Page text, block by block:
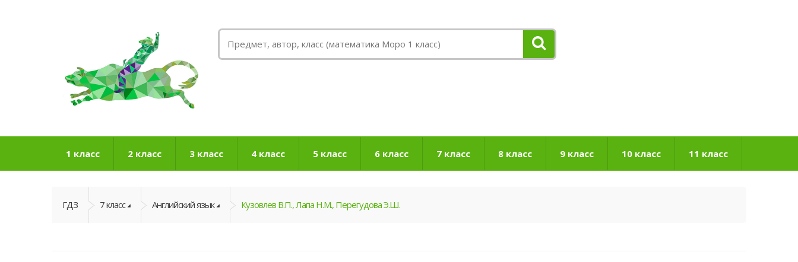
1 класс 2 класс 3 класс 4 класс 5 класс 6 класс 7 класс 8 класс 9 класс 10 класс 11 класс
ГДЗ 7 класс Английский язык Кузовлев В.П., Лапа Н.М., Перегудова Э.Ш.